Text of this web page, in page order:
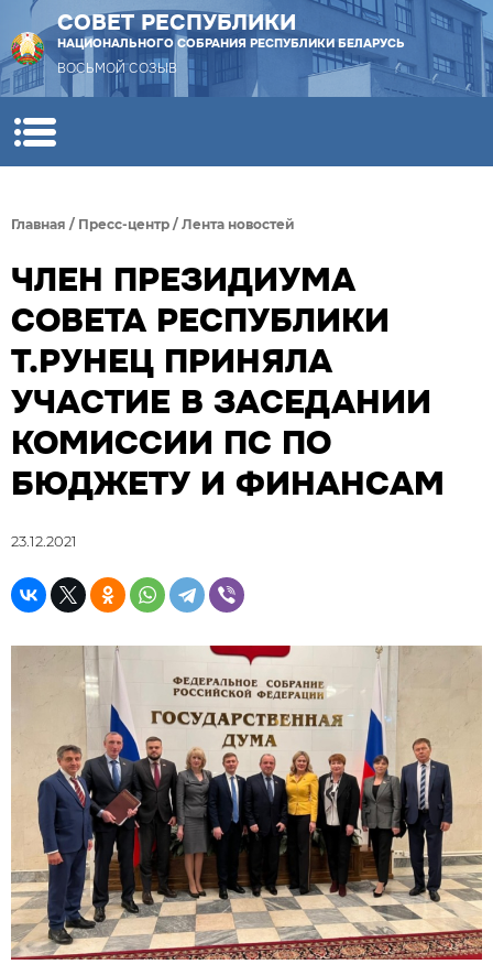
СОВЕТ РЕСПУБЛИКИ
НАЦИОНАЛЬНОГО СОБРАНИЯ РЕСПУБЛИКИ БЕЛАРУСЬ
ВОСЬМОЙ СОЗЫВ
Главная / Пресс-центр / Лента новостей
ЧЛЕН ПРЕЗИДИУМА
СОВЕТА РЕСПУБЛИКИ
Т.РУНЕЦ ПРИНЯЛА
УЧАСТИЕ В ЗАСЕДАНИИ
КОМИССИИ ПС ПО
БЮДЖЕТУ И ФИНАНСАМ
23.12.2021